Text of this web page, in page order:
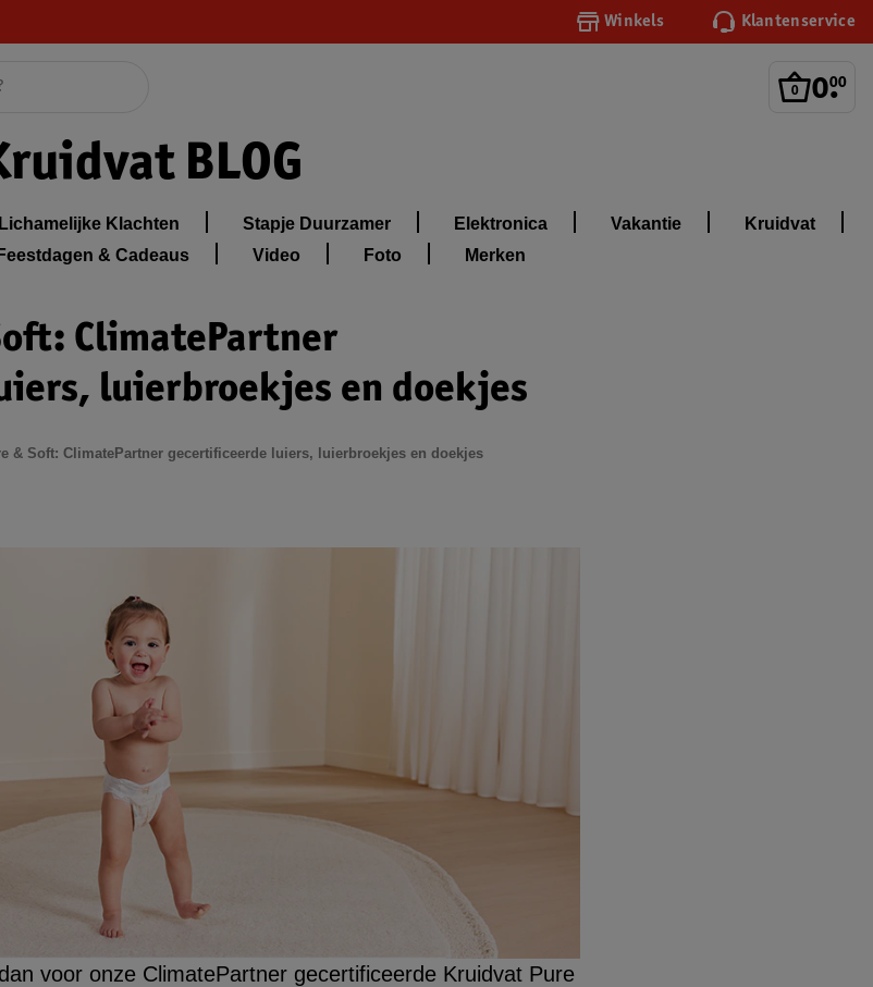
Winkels Klantenservice
0.
00
BLOG
Lichamelijke Klachten Stapje Duurzamer Elektronica Vakantie
Kruidvat
Feestdagen & Cadeaus Video Foto Merken
ClimatePartner
luierbroekjes en doekjes
& Soft: ClimatePartner gecertificeerde luiers, luierbroekjes en doekjes
voor onze ClimatePartner gecertificeerde Kruidvat Pure